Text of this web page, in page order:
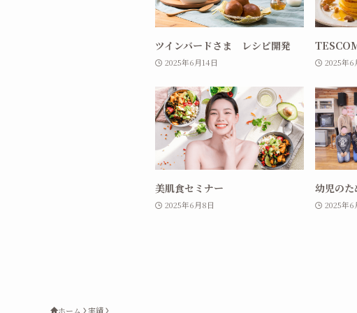
ツインバードさま レシピ開発
2025年6月14日 2025年6
美肌食セミナー
2025年6月8日
幼児の
2025年6
ホーム 実績